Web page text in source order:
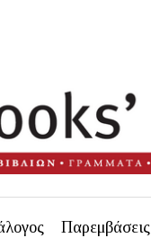
Παρεμβάσεις